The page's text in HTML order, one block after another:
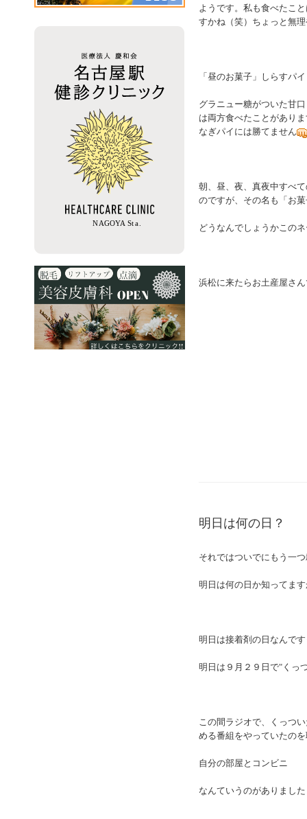
ようです。私も食べたこ
すかね（笑）ちょっと無
「昼のお菓子」しらすパイ
グラニュー糖がついた甘
は両方食べたことがあり
なぎパイには勝てません
朝、昼、夜、真夜中すべ
のですが、その名も「お
どうなんでしょうかこの
浜松に来たらお土産屋さ
明日は何の日？
それではついでにもう一
明日は何の日か知ってま
明日は接着剤の日なんで
明日は９月２９日で"くっ
この間ラジオで、くっつ
める番組をやっていたの
自分の部屋とコンビニ
なんていうのがありました